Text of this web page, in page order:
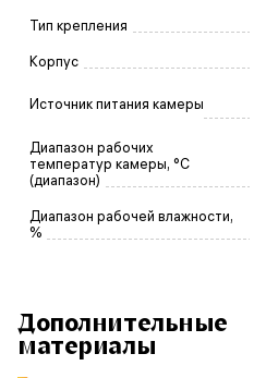
Тип крепления
Корпус
Источник питания камеры
Диапазон рабочих
температур камеры, °С
(диапазон)
Диапазон рабочей влажности,
%
Дополнительные
материалы